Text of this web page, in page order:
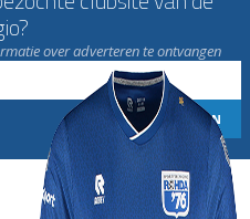
over adverteren te ontvangen